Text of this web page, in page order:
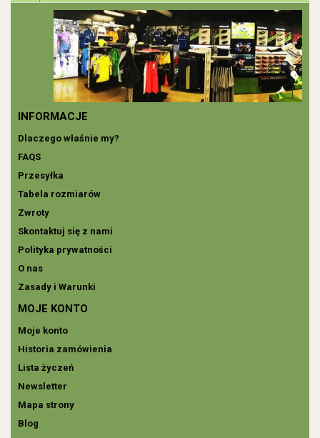
INFORMACJE
Dlaczego właśnie my?
FAQS
Przesyłka
Tabela rozmiarów
Zwroty
Skontaktuj się z nami
Polityka prywatności
O nas
Zasady i Warunki
MOJE KONTO
Moje konto
Historia zamówienia
Lista życzeń
Newsletter
Mapa strony
Blog